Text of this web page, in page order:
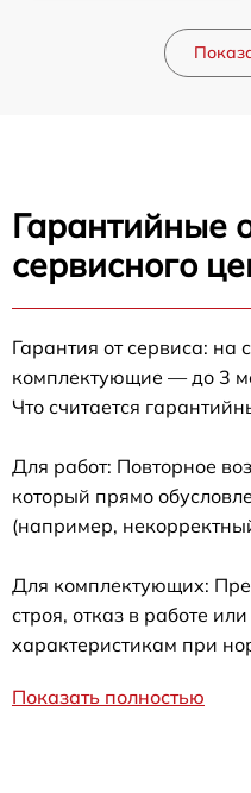
Гарантийные
сервисного
Гарантия от сервиса: на
комплектующие — до 3
Что считается
Для работ: Повторное
который прямо
(например,
Для комплектующих:
строя, отказ в работе
характеристикам при
Показать полностью